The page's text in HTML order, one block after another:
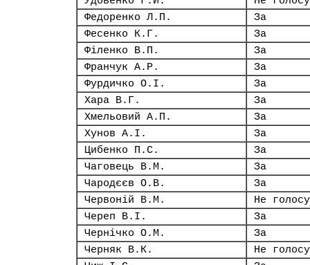
Федоренко Л.П.
За
Фесенко К.Г.
За
Філенко В.П.
За
Франчук А.Р.
За
Фурдичко О.І.
За
Хара В.Г.
За
Хмельовий А.П.
За
Хунов А.І.
За
Цибенко П.С.
За
Чаговець В.М.
За
Чародєєв О.В.
За
Червоній В.М.
Не
Череп В.І.
За
Чернічко О.М.
За
Черняк В.К.
Не